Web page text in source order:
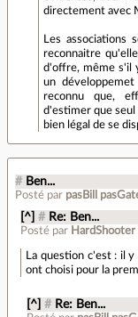
directement avec
Les
reconnaitre
d'offre, même s'il
un
reconnu que,
d'estimer que
bien légal de se
# Ben...
Posté par pasBill
[^] # Re: Ben...
Posté par HardShooter
La question c'est : il
ont choisi pour la
[^] # Re: Ben...